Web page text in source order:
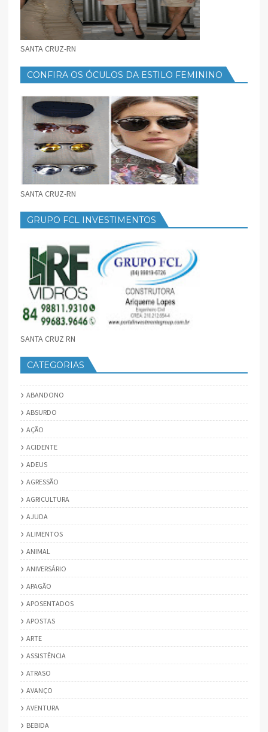
SANTA CRUZ-RN
CONFIRA OS ÓCULOS DA ESTILO FEMININO
SANTA CRUZ-RN
GRUPO FCL INVESTIMENTOS
SANTA CRUZ RN
CATEGORIAS
ABANDONO
ABSURDO
AÇÃO
ACIDENTE
ADEUS
AGRESSÃO
AGRICULTURA
AJUDA
ALIMENTOS
ANIMAL
ANIVERSÁRIO
APAGÃO
APOSENTADOS
APOSTAS
ARTE
ASSISTÊNCIA
ATRASO
AVANÇO
AVENTURA
BEBIDA